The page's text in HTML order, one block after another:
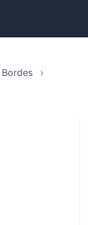
Bordes
›